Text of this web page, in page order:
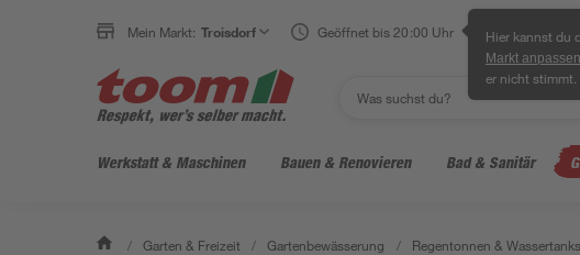
Mein Markt: Troisdorf Geöffnet bis 20:00 Uhr Hier kannst du
Markt anpassen
er nicht stimmt.
Werkstatt & Maschinen Bauen & Renovieren Bad & Sanitär
/ Garten & Freizeit / Gartenbewässerung / Regentonnen & Wassertanks